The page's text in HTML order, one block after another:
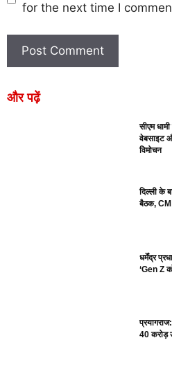
for the next time I
और पढ़ें
सीएम
वेबसाइट
विमोचन
दिल्ली के
बैठक, CM
धर्मेंद्र
‘Gen Z
40 करोड़